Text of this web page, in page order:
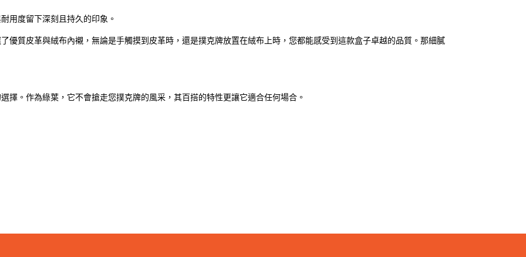
用度留下深刻且持久的印象。
優質皮革與絨布內襯，無論是手觸摸到皮革時，還是撲克牌放置在絨布上時，您都能感受到這款盒子卓越的品質。那細膩
擇。作為綠葉，它不會搶走您撲克牌的風采，其百搭的特性更讓它適合任何場合。